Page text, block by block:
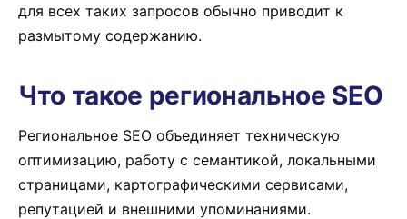
для всех таких запросов обычно приводит к
размытому содержанию.
Что такое региональное SEO
Региональное SEO объединяет техническую
оптимизацию, работу с семантикой, локальными
страницами, картографическими сервисами,
репутацией и внешними упоминаниями.